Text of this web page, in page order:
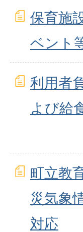
保育施
ベント
利用者
よび給
町立教
災気象
対応